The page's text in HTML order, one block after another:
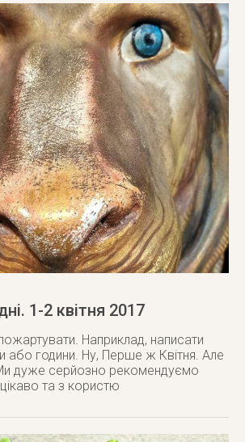
1-2 квітня 2017
Наприклад, написати
або години. Ну, Перше ж Квітня. Але
дуже серйозно рекомендуємо
та з користю